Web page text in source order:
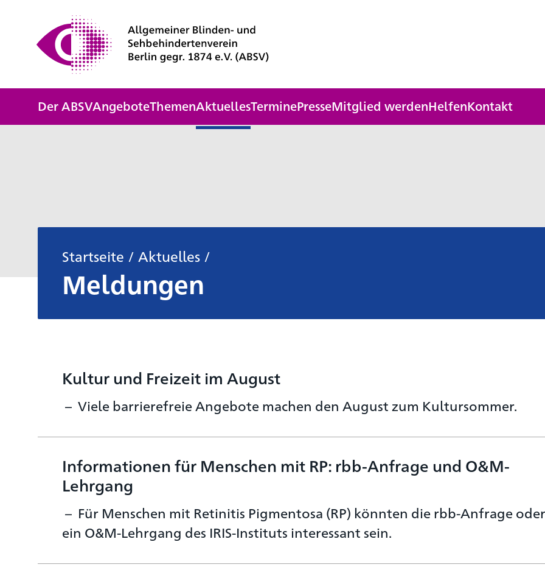
Der ABSVAngeboteThemenAktuellesTerminePresseMitglied werdenHelfenKontakt
Startseite / Aktuelles /
Meldungen
Kultur und Freizeit im August
Viele barrierefreie Angebote machen den August zum Kultursommer.
Informationen für Menschen mit RP: rbb-Anfrage und O&M-
Lehrgang
Für Menschen mit Retinitis Pigmentosa (RP) könnten die rbb-Anfrage oder
ein O&M-Lehrgang des IRIS-Instituts interessant sein.